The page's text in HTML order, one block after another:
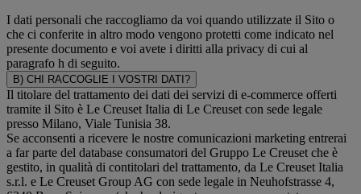
I dati personali che raccogliamo da voi quando utilizzate il Sito o
che ci conferite in altro modo vengono protetti come indicato nel
presente documento e voi avete i diritti alla privacy di cui al
paragrafo h di seguito.
B) CHI RACCOGLIE I VOSTRI DATI?
Il titolare del trattamento dei dati dei servizi di e-commerce offerti
tramite il Sito è Le Creuset Italia di Le Creuset con sede legale
presso Milano, Viale Tunisia 38.
Se acconsenti a ricevere le nostre comunicazioni marketing entrerai
a far parte del database consumatori del Gruppo Le Creuset che è
gestito, in qualità di contitolari del trattamento, da Le Creuset Italia
s.r.l. e Le Creuset Group AG con sede legale in Neuhofstrasse 4,